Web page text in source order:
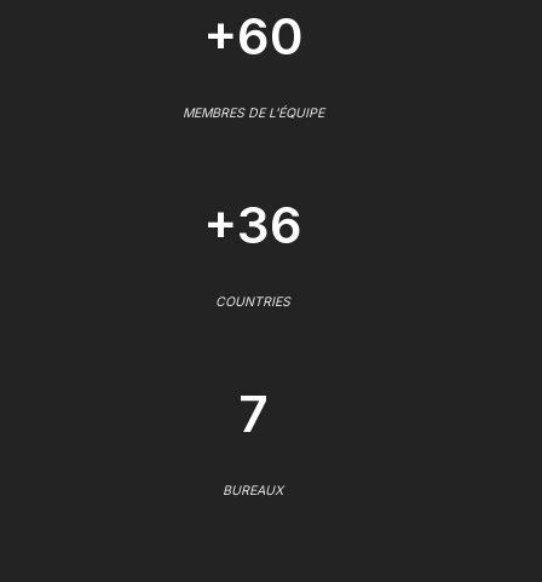
+60
MEMBRES DE L'ÉQUIPE
+36
COUNTRIES
7
BUREAUX